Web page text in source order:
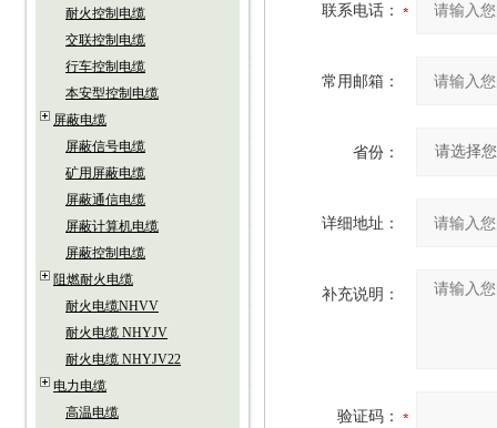
耐火控制电缆
交联控制电缆
行车控制电缆
本安型控制电缆
屏蔽电缆
屏蔽信号电缆
矿用屏蔽电缆
屏蔽通信电缆
屏蔽计算机电缆
屏蔽控制电缆
阻燃耐火电缆
耐火电缆NHVV
耐火电缆 NHYJV
耐火电缆 NHYJV22
电力电缆
高温电缆
联系电话：
常用邮箱：
省份：
详细地址：
补充说明：
验证码：